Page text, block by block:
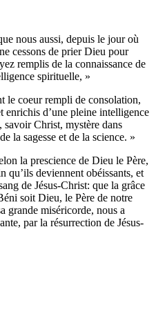
nous aussi, depuis le jour où
cessons de prier Dieu pour
remplis de la connaissance de
spirituelle, »
le coeur rempli de consolation,
enrichis d’une pleine intelligence
Christ, mystère dans
la sagesse et de la science. »
la prescience de Dieu le Père,
qu’ils deviennent obéissants, et
de Jésus-Christ: que la grâce
soit Dieu, le Père de notre
grande miséricorde, nous a
par la résurrection de Jésus-